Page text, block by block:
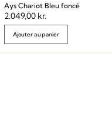
Ays Chariot Bleu foncé
2.049,00 kr.
Ajouter au panier